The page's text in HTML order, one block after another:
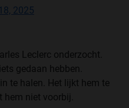
2025
Leclerc onderzocht.
gedaan hebben.
te halen. Het lijkt hem te
hem niet voorbij.